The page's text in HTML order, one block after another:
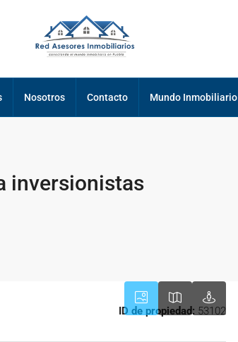
Nosotros Contacto Mundo Inmobiliario
inversionistas
ID de propiedad: 53102